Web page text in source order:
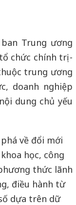
Trung ương
chức chính trị -
trung ương
doanh nghiệp
dung chủ yếu
về đổi mới
học, công
thức lãnh
điều hành từ
dựa trên dữ